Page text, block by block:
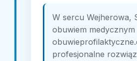
W sercu Wejherowa,
obuwiem medycznym
profesjonalne